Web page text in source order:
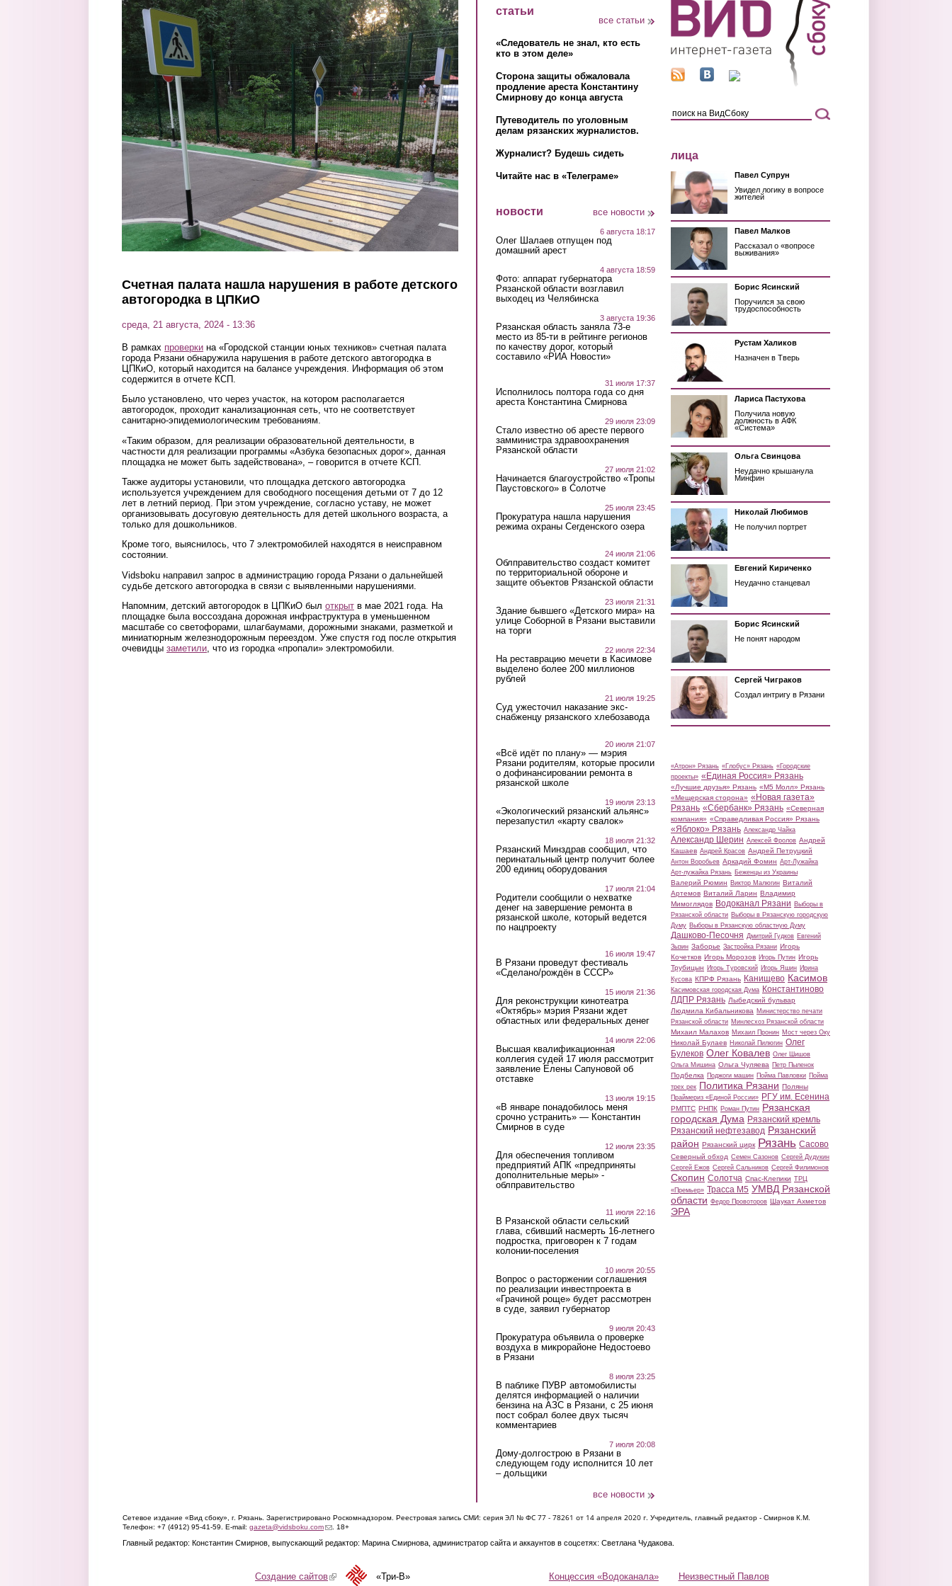
Перейти к основному содержанию
Счетная палата нашла нарушения в работе детского
автогородка в ЦПКиО
среда, 21 августа, 2024 - 13:36
В рамках проверки на «Городской станции юных техников» счетная палата
города Рязани обнаружила нарушения в работе детского автогородка в
ЦПКиО, который находится на балансе учреждения. Информация об этом
содержится в отчете КСП.
Было установлено, что через участок, на котором располагается
автогородок, проходит канализационная сеть, что не соответствует
санитарно-эпидемиологическим требованиям.
«Таким образом, для реализации образовательной деятельности, в
частности для реализации программы «Азбука безопасных дорог», данная
площадка не может быть задействована», – говорится в отчете КСП.
Также аудиторы установили, что площадка детского автогородка
используется учреждением для свободного посещения детьми от 7 до 12
лет в летний период. При этом учреждение, согласно уставу, не может
организовывать досуговую деятельность для детей школьного возраста, а
только для дошкольников.
Кроме того, выяснилось, что 7 электромобилей находятся в неисправном
состоянии.
Vidsboku направил запрос в администрацию города Рязани о дальнейшей
судьбе детского автогородка в связи с выявленными нарушениями.
Напомним, детский автогородок в ЦПКиО был открыт в мае 2021 года. На
площадке была воссоздана дорожная инфраструктура в уменьшенном
масштабе со светофорами, шлагбаумами, дорожными знаками, разметкой и
миниатюрным железнодорожным переездом. Уже спустя год после открытия
очевидцы заметили , что из городка «пропали» электромобили.
статьи
все статьи
«Следователь не знал, кто есть
кто в этом деле»
Сторона защиты обжаловала
продление ареста Константину
Смирнову до конца августа
Путеводитель по уголовным
делам рязанских журналистов.
Журналист? Будешь сидеть
Читайте нас в «Телеграме»
новости все новости
6 августа 18:17
Олег Шалаев отпущен под
домашний арест
4 августа 18:59
Фото: аппарат губернатора
Рязанской области возглавил
выходец из Челябинска
3 августа 19:36
Рязанская область заняла 73-е
место из 85-ти в рейтинге регионов
по качеству дорог, который
составило «РИА Новости»
31 июля 17:37
Исполнилось полтора года со дня
ареста Константина Смирнова
29 июля 23:09
Стало известно об аресте первого
замминистра здравоохранения
Рязанской области
27 июля 21:02
Начинается благоустройство «Тропы
Паустовского» в Солотче
25 июля 23:45
Прокуратура нашла нарушения
режима охраны Сегденского озера
24 июля 21:06
Облправительство создаст комитет
по территориальной обороне и
защите объектов Рязанской области
23 июля 21:31
Здание бывшего «Детского мира» на
улице Соборной в Рязани выставили
на торги
22 июля 22:34
На реставрацию мечети в Касимове
выделено более 200 миллионов
рублей
21 июля 19:25
Суд ужесточил наказание экс-
снабженцу рязанского хлебозавода
20 июля 21:07
«Всё идёт по плану» — мэрия
Рязани родителям, которые просили
о дофинансировании ремонта в
рязанской школе
19 июля 23:13
«Экологический рязанский альянс»
перезапустил «карту свалок»
18 июля 21:32
Рязанский Минздрав сообщил, что
перинатальный центр получит более
200 единиц оборудования
17 июля 21:04
Родители сообщили о нехватке
денег на завершение ремонта в
рязанской школе, который ведется
по нацпроекту
16 июля 19:47
В Рязани проведут фестиваль
«Сделано/рождён в СССР»
15 июля 21:36
Для реконструкции кинотеатра
«Октябрь» мэрия Рязани ждет
областных или федеральных денег
14 июля 22:06
Высшая квалификационная
коллегия судей 17 июля рассмотрит
заявление Елены Сапуновой об
отставке
13 июля 19:15
«В январе понадобилось меня
срочно устранить» — Константин
Смирнов в суде
12 июля 23:35
Для обеспечения топливом
предприятий АПК «предприняты
дополнительные меры» -
облправительство
11 июля 22:16
В Рязанской области сельский
глава, сбивший насмерть 16-летнего
подростка, приговорен к 7 годам
колонии-поселения
10 июля 20:55
Вопрос о расторжении соглашения
по реализации инвестпроекта в
«Грачиной роще» будет рассмотрен
в суде, заявил губернатор
9 июля 20:43
Прокуратура объявила о проверке
воздуха в микрорайоне Недостоево
в Рязани
8 июля 23:25
В паблике ПУВР автомобилисты
делятся информацией о наличии
бензина на АЗС в Рязани, с 25 июня
пост собрал более двух тысяч
комментариев
7 июля 20:08
Дому-долгострою в Рязани в
следующем году исполнится 10 лет
– дольщики
все новости
лица
Павел Супрун
Увидел логику в вопросе
жителей
Павел Малков
Рассказал о «вопросе
выживания»
Борис Ясинский
Поручился за свою
трудоспособность
Рустам Халиков
Назначен в Тверь
Лариса Пастухова
Получила новую
должность в АФК
«Система»
Ольга Свинцова
Неудачно крышанула
Минфин
Николай Любимов
Не получил портрет
Евгений Кириченко
Неудачно станцевал
Борис Ясинский
Не понят народом
Сергей Чиграков
Создал интригу в Рязани
«Атрон» Рязань «Глобус» Рязань «Городские
проекты» «Единая Россия» Рязань
«Лучшие друзья» Рязань «М5 Молл» Рязань
«Мещерская сторона» «Новая газета»
Рязань «Сбербанк» Рязань «Северная
компания» «Справедливая Россия» Рязань
«Яблоко» Рязань Александр Чайка
Александр Шерин Алексей Фролов Андрей
Кашаев Андрей Красов Андрей Петруцкий
Антон Воробьев Аркадий Фомин Арт-Лужайка
Арт-лужайка Рязань Беженцы из Украины
Валерий Рюмин Виктор Малюгин Виталий
Артемов Виталий Ларин Владимир
Мимоглядов Водоканал Рязани Выборы в
Рязанской области Выборы в Рязанскую городскую
Думу Выборы в Рязанскую областную Думу
Дашково-Песочня Дмитрий Гудков Евгений
Зызин Заборье Застройка Рязани Игорь
Кочетков Игорь Морозов Игорь Путин Игорь
Трубицын Игорь Туровский Игорь Яшин Ирина
Кусова КПРФ Рязань Канищево Касимов
Касимовская городская Дума Константиново
ЛДПР Рязань Лыбедский бульвар
Людмила Кибальникова Министерство печати
Рязанской области Минлесхоз Рязанской области
Михаил Малахов Михаил Пронин Мост через Оку
Николай Булаев Николай Пилюгин Олег
Булеков Олег Ковалев Олег Шишов
Ольга Мишина Ольга Чуляева Петр Пыленок
Подбелка Поджоги машин Пойма Павловки Пойма
трех рек Политика Рязани Поляны
Праймериз «Единой России» РГУ им. Есенина
РМПТС РНПК Роман Путин Рязанская
городская Дума Рязанский кремль
Рязанский нефтезавод Рязанский
район Рязанский цирк Рязань Сасово
Северный обход Семен Сазонов Сергей Дудукин
Сергей Ежов Сергей Сальников Сергей Филимонов
Скопин Солотча Спас-Клепики ТРЦ
«Премьер» Трасса М5 УМВД Рязанской
области Федор Провоторов Шаукат Ахметов
ЭРА
Сетевое издание «Вид сбоку», г. Рязань. Зарегистрировано Роскомнадзором. Реестровая запись СМИ: серия ЭЛ № ФС 77 - 78261 от 14 апреля 2020 г. Учредитель, главный редактор - Смирнов К.М.
Телефон: +7 (4912) 95-41-59. E-mail: gazeta@vidsboku.com(link sends e-mail)
. 18+
Главный редактор: Константин Смирнов, выпускающий редактор: Марина Смирнова, администратор сайта и аккаунтов в соцсетях: Светлана Чудакова.
Концессия «Водоканала» Неизвестный Павлов
Создание сайтов(link is external)«Три-В»